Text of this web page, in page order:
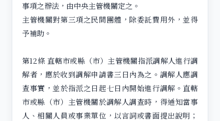
事項之辦法，由中央主管機關定之。
主管機關對第三項之民間團體，除委託費用外，並得
予補助。
第12條 直轄市或縣（市）主管機關指派調解人進行調
解者，應於收到調解申請書三日內為之。調解人應調
查事實，並於指派之日起七日內開始進行調解。直轄
市或縣（市）主管機關於調解人調查時，得通知當事
人、相關人員或事業單位，以言詞或書面提出說明；